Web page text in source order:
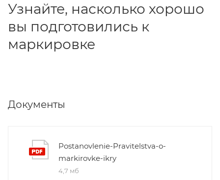
Узнайте, насколько хорошо
вы подготовились к
маркировке
Документы
Postanovlenie-Pravitelstva-o-
markirovke-ikry
4,7 мб